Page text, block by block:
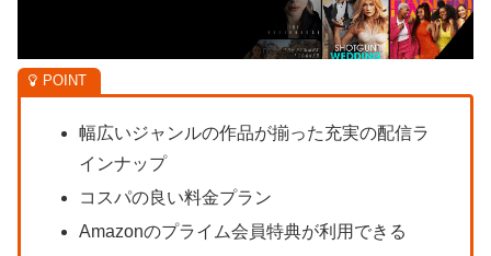
幅広いジャンルの作品が揃った充実の配信ラ
インナップ
コスパの良い料金プラン
Amazonのプライム会員特典が利用できる